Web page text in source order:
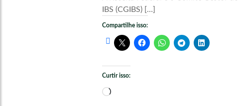
IBS (CGIBS) […]
Compartilhe isso:
Curtir isso:
Carregando...